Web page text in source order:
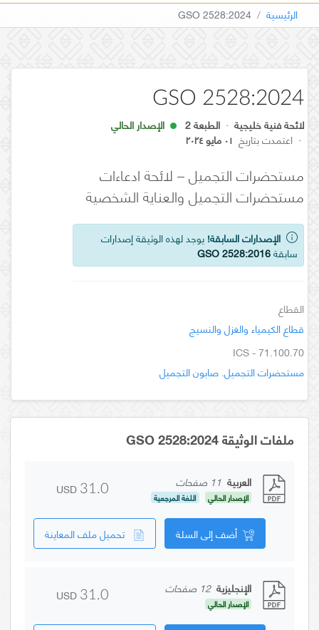
الرئيسية GSO 2528:2024
GSO 2528:2024
لائحة فنية خليجية · الطبعة 2
الإصدار الحالي
· اعتمدت بتاريخ ٠١ مايو ٢٠٢٤
مستحضرات التجميل – لائحة ادعاءات
مستحضرات التجميل والعناية الشخصية
الإصدارات السابقة! يوجد لهذه الوثيقة إصدارات
سابقةGSO 2528:2016
القطاع
قطاع الكيمياء والغزل والنسيج
ICS - 71.100.70
مستحضرات التجميل. صابون التجميل
ملفات الوثيقة GSO 2528:2024
العربية 11 صفحات
الإصدار الحالي اللغة المرجعية USD 31.0
أضف إلى السلة تحميل ملف المعاينة
الإنجليزية 12 صفحات
الإصدار الحالي USD 31.0